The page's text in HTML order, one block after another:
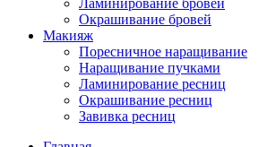
Ламинирование бровей
Окрашивание бровей
Макияж
Поресничное наращивание
Наращивание пучками
Ламинирование ресниц
Окрашивание ресниц
Завивка ресниц